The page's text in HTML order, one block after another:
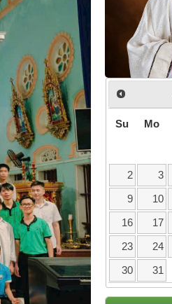
Su Mo
2
3
9
10
16
17
23
24
30
31